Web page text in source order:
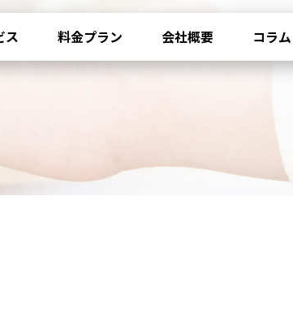
ス 料金プラン 会社概要 コラム